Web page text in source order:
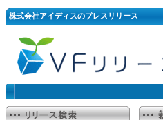
株式会社アイディスのプレスリリース